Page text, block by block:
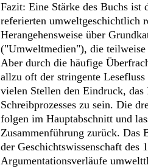
Fazit: Eine Stärke des Buchs ist
referierten umweltgeschichtlich
Herangehensweise über
("Umweltmedien"), die teilweise
Aber durch die häufige
allzu oft der stringente
vielen Stellen den Eindruck, das
Schreibprozesses zu sein. Die
folgen im Hauptabschnitt und
Zusammenführung zurück.
der Geschichtswissenschaft des
Argumentationsverläufe